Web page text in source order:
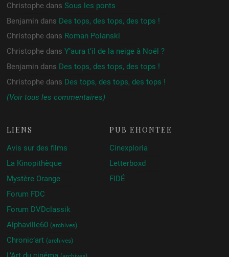
Christophe dans Sous les ponts
Benjamin dans Des tops, des tops, des tops !
Christophe dans Roman Polanski
Christophe dans Y’aura t’il de la neige à Noël ?
Benjamin dans Des tops, des tops, des tops !
Christophe dans Des tops, des tops, des tops !
(Voir tous les commentaires)
LIENS
Avis sur des films
La Kinopithèque
Mystère Orange
Forum FDC
Forum DVDclassik
Alphaville60 (archives)
Chronic’art (archives)
PUB ÉHONTÉE
Cinexploria
Letterboxd
FIDÉ